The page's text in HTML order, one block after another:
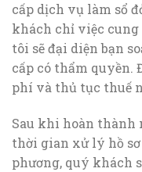
cấp dịch vụ làm sổ
khách chỉ việc
tôi sẽ đại diện bạn
cấp có thẩm quyền.
phí và thủ tục thuế
Sau khi hoàn thành
thời gian xử lý hồ
phương, quý khách